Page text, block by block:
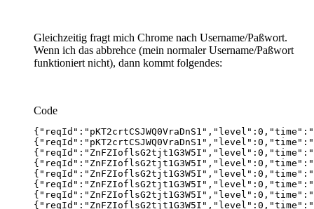
Gleichzeitig fragt mich Chrome nach Username/Paßwort.
Wenn ich das abbrehce (mein normaler Username/Paßwort
funktioniert nicht), dann kommt folgendes:
Code